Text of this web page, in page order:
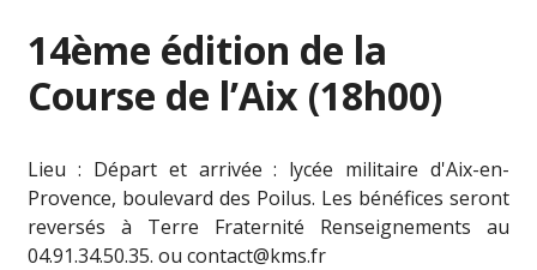
14ème édition de la
Course de l’Aix (18h00)
Lieu : Départ et arrivée : lycée militaire d'Aix-en-
Provence, boulevard des Poilus. Les bénéfices seront
reversés à Terre Fraternité Renseignements au
04.91.34.50.35. ou contact@kms.fr